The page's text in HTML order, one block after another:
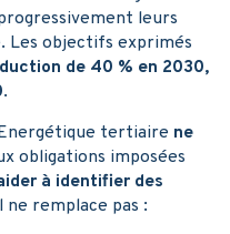
leurs
Les objectifs exprimés
de 40 % en 2030,
.
tertiaire ne
obligations imposées
à identifier des
ne remplace pas :